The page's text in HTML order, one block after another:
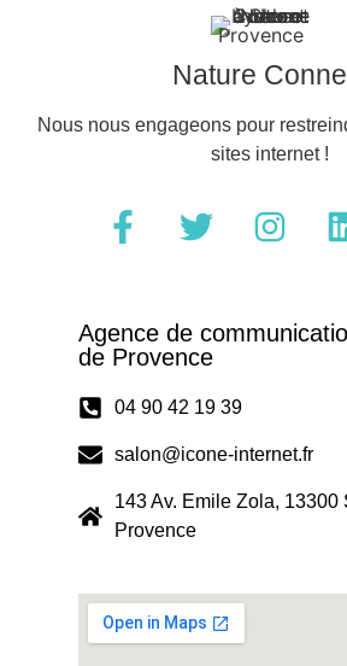
Nature
Nous nous engageons pour
sites internet !
Agence de
de Provence
04 90 42 19 39
salon@icone-internet.fr
143 Av. Emile Zola, 13300
Provence